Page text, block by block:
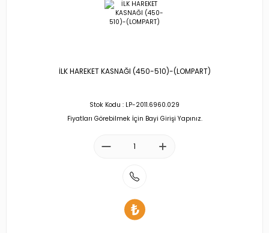
İLK HAREKET KASNAĞI (450-510)-(LOMPART)
Stok Kodu : LP-2011.6960.029
Fiyatları Görebilmek İçin Bayi Girişi Yapınız.